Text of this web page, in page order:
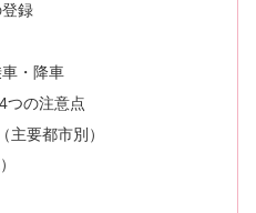
録
・降車
つの注意点
主要都市別）